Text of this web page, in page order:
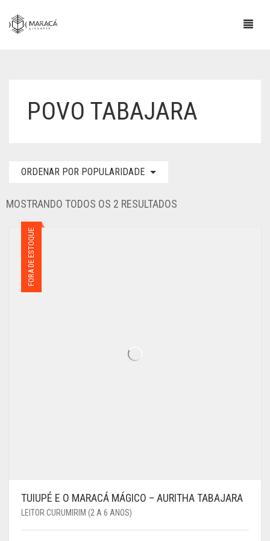
POVO TABAJARA
ORDENAR POR POPULARIDADE
MOSTRANDO TODOS OS 2 RESULTADOS
FORA DE ESTOQUE
TUIUPÉ E O MARACÁ MÁGICO – AURITHA TABAJARA
LEITOR CURUMIRIM (2 A 6 ANOS)